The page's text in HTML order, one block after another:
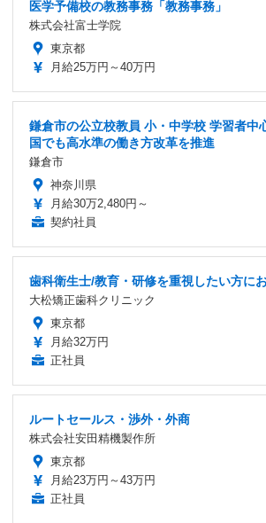
医学予備校の教務事務「教務事務」
株式会社富士学院
東京都
月給25万円～40万円
鎌倉市の公立校教員 小・中学校 学習者中
国でも高水準の働き方改革を推進
鎌倉市
神奈川県
月給30万2,480円～
契約社員
歯科衛生士/教育・研修を重視したい方に
大松矯正歯科クリニック
東京都
月給32万円
正社員
ルートセールス・渉外・外商
株式会社安田精機製作所
東京都
月給23万円～43万円
正社員